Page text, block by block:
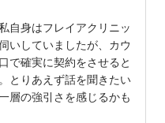
自身はフレイアクリニッ
いしていましたが、カウ
で確実に契約をさせると
とりあえず話を聞きたい
層の強引さを感じるかも